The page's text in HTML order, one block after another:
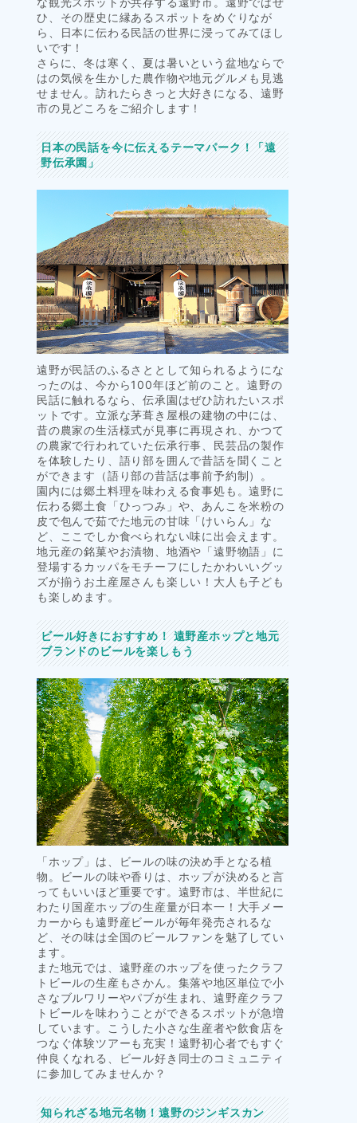
ひ、その歴史に縁あるスポットをめぐりなが
ら、日本に伝わる民話の世界に浸ってみてほし
いです！
さらに、冬は寒く、夏は暑いという盆地ならで
はの気候を生かした農作物や地元グルメも見逃
せません。訪れたらきっと大好きになる、遠野
市の見どころをご紹介します！
日本の民話を今に伝えるテーマパーク！「遠
野伝承園」
遠野が民話のふるさととして知られるようにな
ったのは、今から100年ほど前のこと。遠野の
民話に触れるなら、伝承園はぜひ訪れたいスポ
ットです。立派な茅葺き屋根の建物の中には、
昔の農家の生活様式が見事に再現され、かつて
の農家で行われていた伝承行事、民芸品の製作
を体験したり、語り部を囲んで昔話を聞くこと
ができます（語り部の昔話は事前予約制）。
園内には郷土料理を味わえる食事処も。遠野に
伝わる郷土食「ひっつみ」や、あんこを米粉の
皮で包んで茹でた地元の甘味「けいらん」な
ど、ここでしか食べられない味に出会えます。
地元産の銘菓やお漬物、地酒や「遠野物語」に
登場するカッパをモチーフにしたかわいいグッ
ズが揃うお土産屋さんも楽しい！大人も子ども
も楽しめます。
ビール好きにおすすめ！ 遠野産ホップと地元
ブランドのビールを楽しもう
「ホップ」は、ビールの味の決め手となる植
物。ビールの味や香りは、ホップが決めると言
ってもいいほど重要です。遠野市は、半世紀に
わたり国産ホップの生産量が日本一！大手メー
カーからも遠野産ビールが毎年発売されるな
ど、その味は全国のビールファンを魅了してい
ます。
また地元では、遠野産のホップを使ったクラフ
トビールの生産もさかん。集落や地区単位で小
さなブルワリーやパブが生まれ、遠野産クラフ
トビールを味わうことができるスポットが急増
しています。こうした小さな生産者や飲食店を
つなぐ体験ツアーも充実！遠野初心者でもすぐ
仲良くなれる、ビール好き同士のコミュニティ
に参加してみませんか？
知られざる地元名物！遠野のジンギスカン